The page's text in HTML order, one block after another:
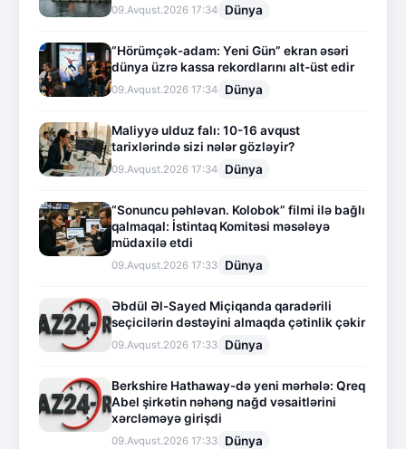
09.Avqust.2026 17:34 Dünya
“Hörümçək-adam: Yeni Gün” ekran əsəri
dünya üzrə kassa rekordlarını alt-üst edir
09.Avqust.2026 17:34 Dünya
Maliyyə ulduz falı: 10-16 avqust
tarixlərində sizi nələr gözləyir?
09.Avqust.2026 17:34 Dünya
“Sonuncu pəhləvan. Kolobok” filmi ilə bağlı
qalmaqal: İstintaq Komitəsi məsələyə
müdaxilə etdi
09.Avqust.2026 17:33 Dünya
Əbdül Əl-Sayed Miçiqanda qaradərili
seçicilərin dəstəyini almaqda çətinlik çəkir
09.Avqust.2026 17:33 Dünya
Berkshire Hathaway-də yeni mərhələ: Qreq
Abel şirkətin nəhəng nağd vəsaitlərini
xərcləməyə girişdi
09.Avqust.2026 17:33 Dünya